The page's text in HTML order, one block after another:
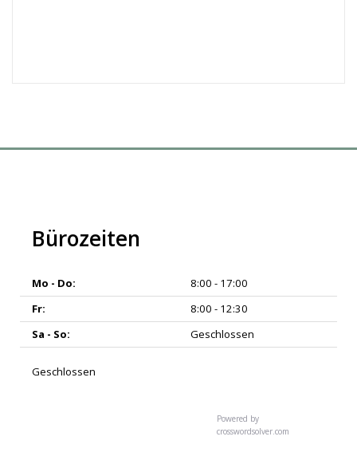
Bürozeiten
Mo - Do:
8:00 - 17:00
Fr:
8:00 - 12:30
Sa - So:
Geschlossen
Geschlossen
Powered by
crosswordsolver.com